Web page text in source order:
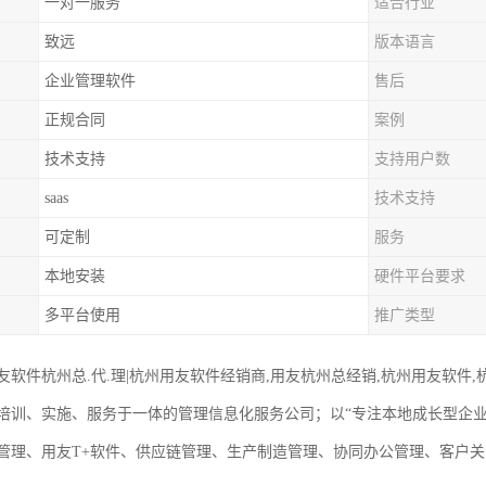
致远 版本语言
企业管理软件 售后
正规合同 案例
技术支持 支持用户数
saas 技术支持
可定制 服务
本地安装 硬件平台要求
多平台使用 推广类型
软件杭州总.代.理|杭州用友软件经销商,用友杭州总经销,杭州用友软件
训、实施、服务于一体的管理信息化服务公司；以“专注本地成长型企
理、用友T+软件、供应链管理、生产制造管理、协同办公管理、客户